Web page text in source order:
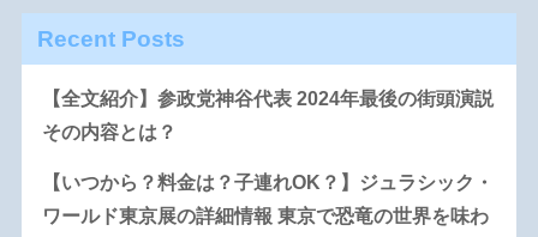
Recent Posts
【全文紹介】参政党神谷代表 2024年最後の街頭演説
その内容とは？
【いつから？料金は？子連れOK？】ジュラシック・
ワールド東京展の詳細情報 東京で恐竜の世界を味わ